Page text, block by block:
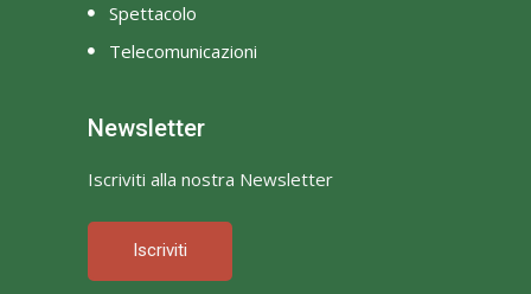
Spettacolo
Telecomunicazioni
Newsletter
Iscriviti alla nostra Newsletter
Iscriviti